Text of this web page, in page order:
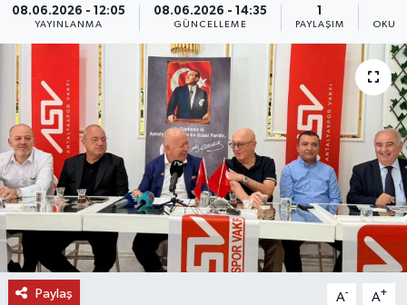
08.06.2026 - 12:05
YAYINLANMA
08.06.2026 - 14:35
GÜNCELLEME
1
PAYLAŞIM
Paylaş A- A+
SAĞLIK
DÜNYA
EĞİTİM
TURİZM
RÖPORTAJ
VİDEO HABERLER
YAZARLAR